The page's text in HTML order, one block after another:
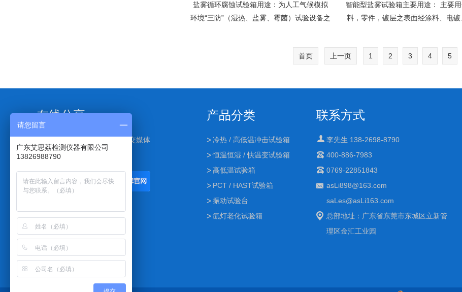
盐雾循环腐蚀试验箱用途：为人工气候模拟
环境“三防”（湿热、盐雾、霉菌）试验设备之
各种环境适应性和可靠性的一种重要试验设
智能型盐雾试验箱主要用途： 主要
料，零件，镀层之表面经涂料、电镀
首页
上一页 1 2 3 4 5
在线分享
点击下面按钮可分享到其他社交媒体
产品分类
冷热 / 高低温冲击试验箱
恒温恒湿 / 快温变试验箱
高低温试验箱
PCT / HAST试验箱
振动试验台
氙灯老化试验箱
联系方式
李先生 138-2698-8790
400-886-7983
0769-22851843
asLi898@163.com
saLes@asLi163.com
总部地址：广东省东莞市东城区立新管
理区金汇工业园
请您留言
广东艾思荔检测仪器有限公司
13826988790